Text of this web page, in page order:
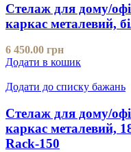
Стелаж для дому/
каркас металевий,
6 450.00 грн
Додати в кошик
Додати до списку бажань
Стелаж для дому/
каркас металевий,
Rack-150